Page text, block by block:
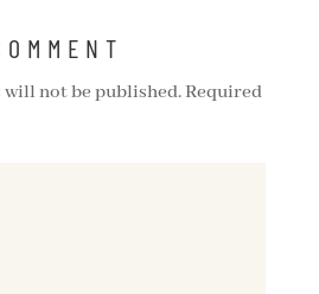
not be published.Required